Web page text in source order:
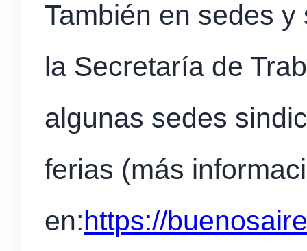
También en sedes
la Secretaría de
algunas sedes
ferias (más
en:https://